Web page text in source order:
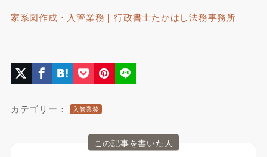
家系図作成・入管業務｜行政書士たかはし法務事務所
カテゴリー： 入管業務
この記事を書いた人